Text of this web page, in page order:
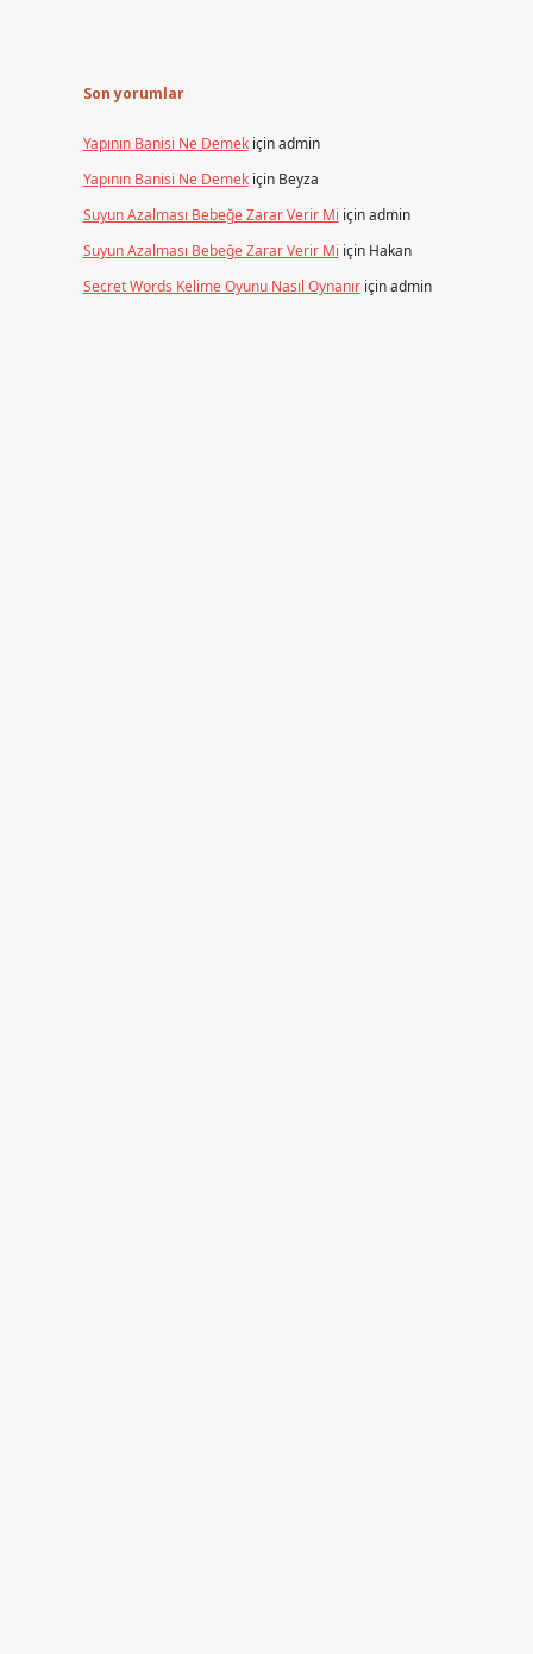
Son yorumlar
Yapının Banisi Ne Demekiçinadmin
Yapının Banisi Ne Demekiçin Beyza
Suyun Azalması Bebeğe Zarar Verir Mi içinadmin
Suyun Azalması Bebeğe Zarar Verir Mi için Hakan
Secret Words Kelime Oyunu Nasıl Oynanıriçinadmin